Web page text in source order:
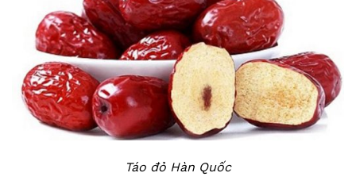
Táo đỏ Hàn Quốc